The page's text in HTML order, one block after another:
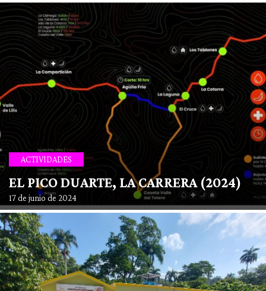
ACTIVIDADES
EL PICO DUARTE, LA CARRERA (2024)
17 de junio de 2024